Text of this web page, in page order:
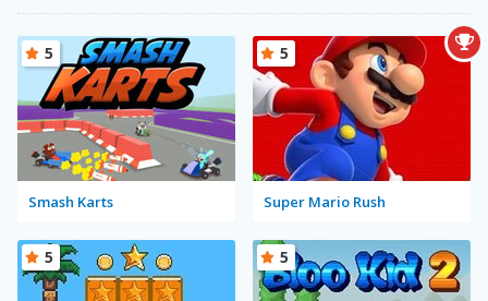
Smash Karts
5
Super Mario Rush
5
5 5